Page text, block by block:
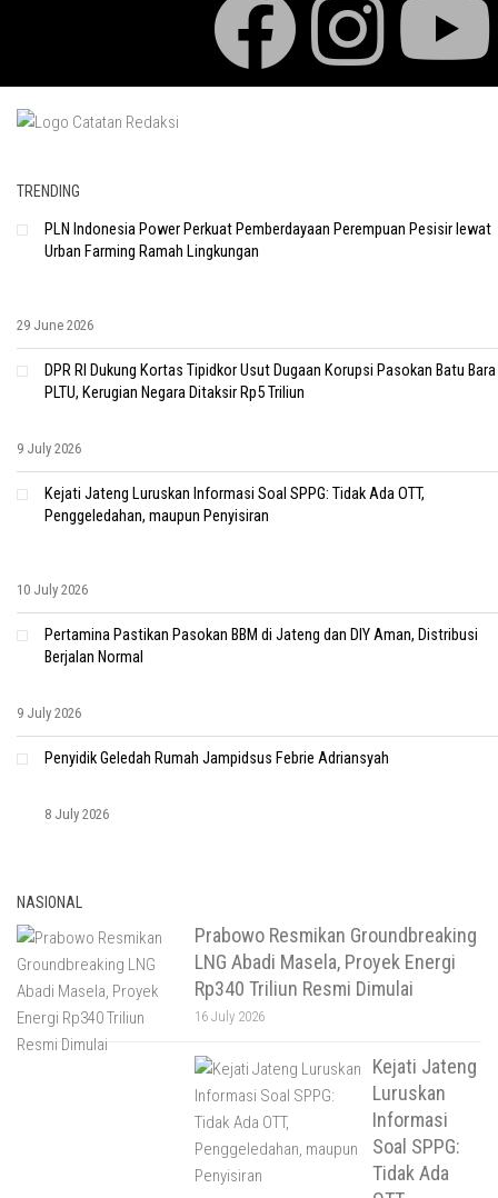
TRENDING
PLN Indonesia Power Perkuat Pemberdayaan Perempuan Pesisir lewat
Urban Farming Ramah Lingkungan
29 June 2026
DPR RI Dukung Kortas Tipidkor Usut Dugaan Korupsi Pasokan Batu Bara
PLTU, Kerugian Negara Ditaksir Rp5 Triliun
9 July 2026
Kejati Jateng Luruskan Informasi Soal SPPG: Tidak Ada OTT,
Penggeledahan, maupun Penyisiran
10 July 2026
Pertamina Pastikan Pasokan BBM di Jateng dan DIY Aman, Distribusi
Berjalan Normal
9 July 2026
Penyidik Geledah Rumah Jampidsus Febrie Adriansyah
8 July 2026
NASIONAL
Prabowo Resmikan Groundbreaking
LNG Abadi Masela, Proyek Energi
Rp340 Triliun Resmi Dimulai
16 July 2026
Kejati Jateng
Luruskan
Informasi
Soal SPPG:
Tidak Ada